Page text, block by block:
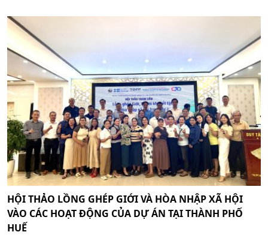
HỘI THẢO LỒNG GHÉP GIỚI VÀ HÒA NHẬP XÃ HỘI
VÀO CÁC HOẠT ĐỘNG CỦA DỰ ÁN TẠI THÀNH PHỐ
HUẾ